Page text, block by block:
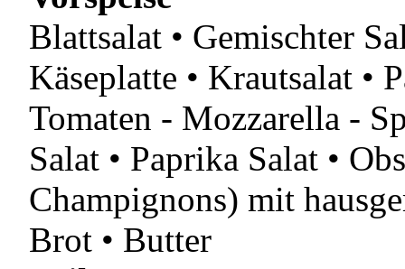
Blattsalat • Gemischter
Käseplatte • Krautsalat •
Tomaten - Mozzarella -
Salat • Paprika Salat •
Champignons) mit
Brot • Butter